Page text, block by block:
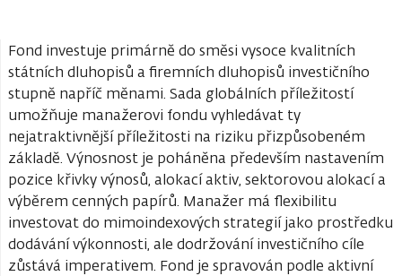
Fond investuje primárně do směsi vysoce kvalitních
státních dluhopisů a firemních dluhopisů investičního
stupně napříč měnami. Sada globálních příležitostí
umožňuje manažerovi fondu vyhledávat ty
nejatraktivnější příležitosti na riziku přizpůsobeném
základě. Výnosnost je poháněna především nastavením
pozice křivky výnosů, alokací aktiv, sektorovou alokací a
výběrem cenných papírů. Manažer má flexibilitu
investovat do mimoindexových strategií jako prostředku
dodávání výkonnosti, ale dodržování investičního cíle
zůstává imperativem. Fond je spravován podle aktivní